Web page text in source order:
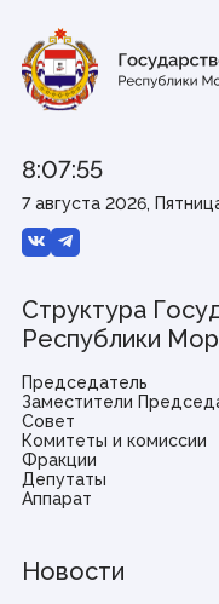
8:07:55
7 августа 2026,
Структура
Республики
Председатель
Заместители
Совет
Комитеты и комиссии
Фракции
Депутаты
Аппарат
Новости